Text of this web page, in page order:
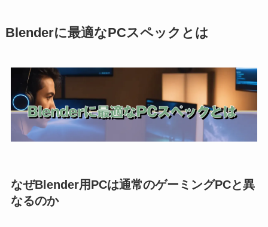
Blenderに最適なPCスペックとは
なぜBlender用PCは通常のゲーミングPCと異
なるのか